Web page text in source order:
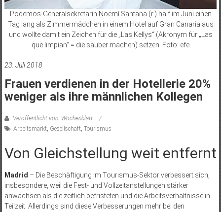
Podemos-Generalsekretärin Noemí Santana (r.) half im Juni einen
Tag lang als Zimmermädchen in einem Hotel auf Gran Canaria aus
und wollte damit ein Zeichen für die „Las Kellys“ (Akronym für „Las
que limpian“ = die sauber machen) setzen. Foto: efe
23. Juli 2018
Frauen verdienen in der Hotellerie 20%
weniger als ihre männlichen Kollegen
Veröffentlicht von: Wochenblatt
Arbeitsmarkt, Gesellschaft, Tourismus
Von Gleichstellung weit entfernt
Madrid – Die Beschäftigung im Tourismus-Sektor verbessert sich,
insbesondere, weil die Fest- und Vollzeitanstellungen stärker
anwachsen als die zeitlich befristeten und die Arbeitsverhältnisse in
Teilzeit. Allerdings sind diese Verbesserungen mehr bei den